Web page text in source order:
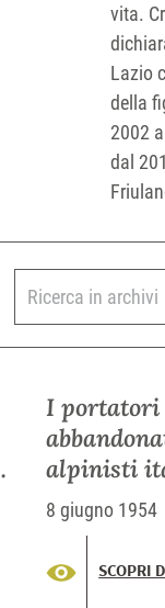
vita.
Lazio
della
2002
dal
I portatori
alpinisti
spedizione
messa in
8 giugno 1954
SCOPRI